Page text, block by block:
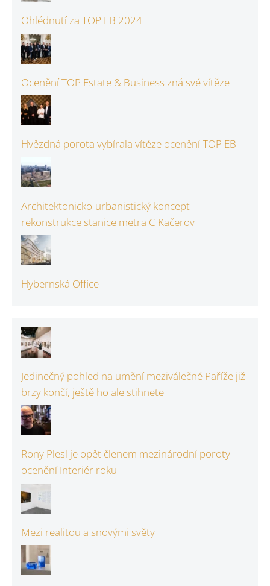
Ohlédnutí za TOP EB 2024
Ocenění TOP Estate & Business zná své vítěze
Hvězdná porota vybírala vítěze ocenění TOP EB
Architektonicko-urbanistický koncept
rekonstrukce stanice metra C Kačerov
Hybernská Office
Jedinečný pohled na umění meziválečné Paříže již
brzy končí, ještě ho ale stihnete
Rony Plesl je opět členem mezinárodní poroty
ocenění Interiér roku
Mezi realitou a snovými světy